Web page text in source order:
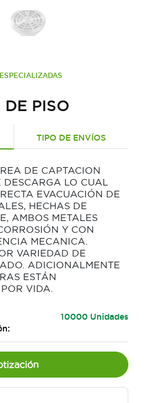
PISO
TIPO DE ENVÍOS
DE CAPTACION
LO CUAL
EVACUACIÓN DE
HECHAS DE
AMBOS METALES
Y CON
MECANICA.
VARIEDAD DE
ADICIONALMENTE
ESTÁN
VIDA.
10000 Unidades